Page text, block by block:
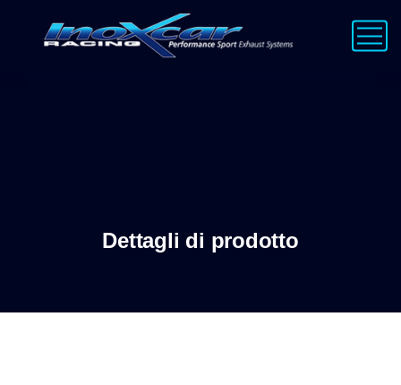
Dettagli di prodotto